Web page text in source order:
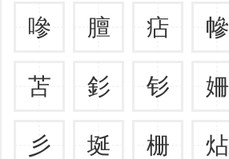
嘇 膻 痁 幓
苫 釤 钐 姍
彡 埏 栅 炶